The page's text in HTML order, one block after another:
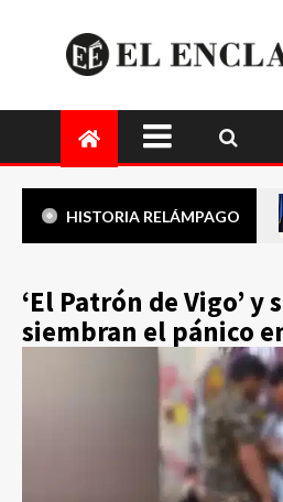
HISTORIA RELÁMPAGO
‘El Patrón de Vigo’ y
siembran el pánico